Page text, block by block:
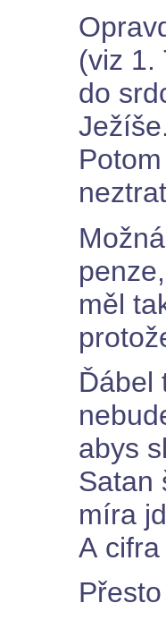
(viz 1.
do
měl
Ďábel
abys
Satan
míra
A